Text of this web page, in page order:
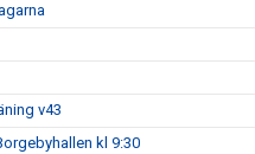
v43
kl 9:30